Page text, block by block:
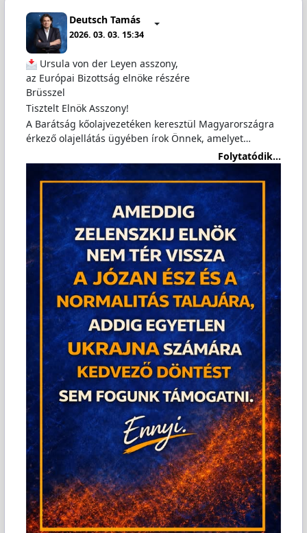
Deutsch Tamás
2026. 03. 03. 15:34
Ursula von der Leyen asszony,
az Európai Bizottság elnöke részére
Brüsszel
Tisztelt Elnök Asszony!
A Barátság kőolajvezetéken keresztül Magyarországra
érkező olajellátás ügyében írok Önnek, amelyet…
Folytatódik...